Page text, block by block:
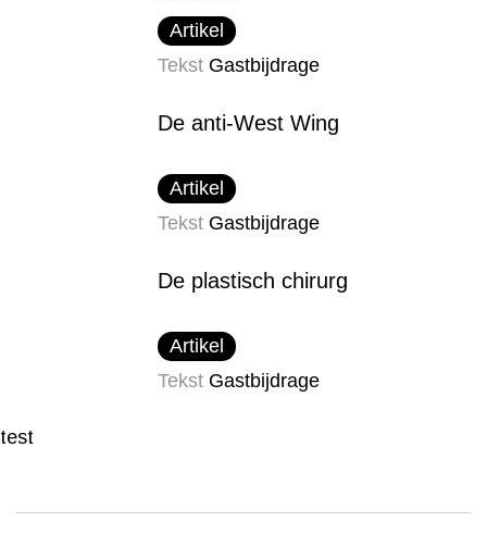
Artikel
Tekst Gastbijdrage
De anti-West Wing
Artikel
Tekst Gastbijdrage
De plastisch chirurg
Artikel
Tekst Gastbijdrage
test